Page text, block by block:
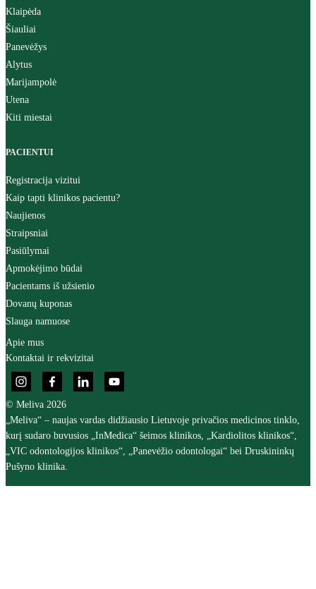
Klaipėda
Šiauliai
Panevėžys
Alytus
Marijampolė
Utena
Kiti miestai
PACIENTUI
Registracija vizitui
Kaip tapti klinikos pacientu?
Naujienos
Straipsniai
Pasiūlymai
Apmokėjimo būdai
Pacientams iš užsienio
Dovanų kuponas
Slauga namuose
Apie mus
Kontaktai ir rekvizitai
© Meliva 2026
„Meliva“ – naujas vardas didžiausio Lietuvoje privačios medicinos tinklo,
kurį sudaro buvusios „InMedica“ šeimos klinikos, „Kardiolitos klinikos“,
„VIC odontologijos klinikos“, „Panevėžio odontologai“ bei Druskininkų
Pušyno klinika.